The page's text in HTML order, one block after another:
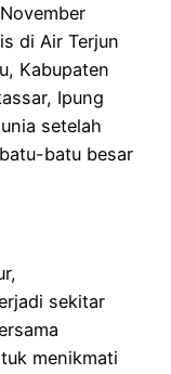
di Air Terjun
Kabupaten
Ipung
setelah
batu besar
sekitar
menikmati